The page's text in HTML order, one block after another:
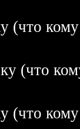
(что
(что
(что